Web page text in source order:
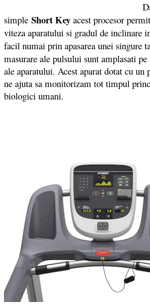
simple Short Key acest procesor
viteza aparatului si gradul de inclinare
facil numai prin apasarea unei singure
masurare ale pulsului sunt amplasati
ale aparatului. Acest aparat dotat cu un
ne ajuta sa monitorizam tot timpul
biologici umani.